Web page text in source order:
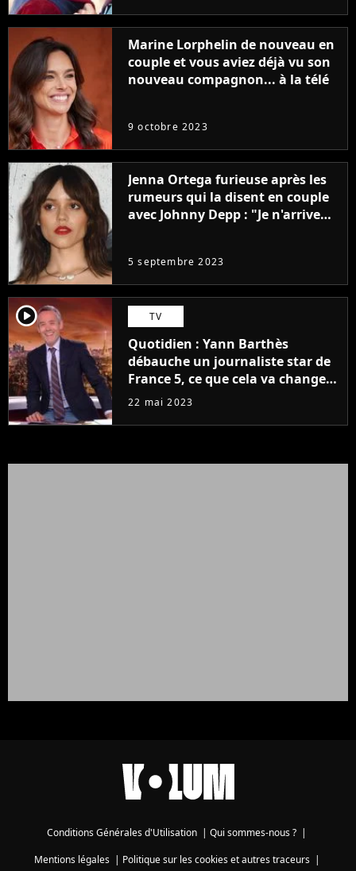
Marine Lorphelin de nouveau en
couple et vous aviez déjà vu son
nouveau compagnon... à la télé
9 octobre 2023
Jenna Ortega furieuse après les
rumeurs qui la disent en couple
avec Johnny Depp : "Je n'arrive
5 septembre 2023
player2 TV
Quotidien : Yann Barthès
débauche un journaliste star de
France 5, ce que cela va changer
à la rentrée
22 mai 2023
Conditions Générales d'Utilisation | Qui sommes-nous ? |
Mentions légales| Politique sur les cookies et autres traceurs|